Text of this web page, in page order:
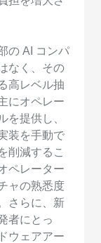
の AI コンパ
なく、その
高レベル抽
にオペレー
を提供し、
装を手動で
削減するこ
ペレーター
ャの熟悉度
さらに、新
者にとっ
ウェアアー